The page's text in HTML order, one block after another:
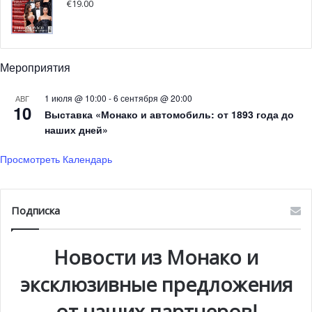
Зоопарк Монако пока остается закрытым
Закрытый для посетителей в августе 2018 года по
причине сильной жары и необходимости защиты
животных, зоопарк Монако откроет свои двери лишь в
мае, после окончания работ по укреплению отвесных
планировалось на начало 2019 года.
€19.00
Мероприятия
АВГ
10
1 июля @ 10:00 -6 сентября @ 20:00
Выставка «Монако и автомобиль: от 1893 года до
наших дней»
Просмотреть Календарь
Подписка
Новости из Монако и
эксклюзивные предложения